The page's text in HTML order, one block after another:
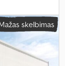
ilgis:11 100 mm,
mm, krovinio
2 200 mm,
suodžių filtras
skelbimas